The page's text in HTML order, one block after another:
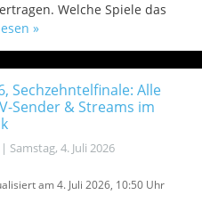
Welche Spiele das
»
Sechzehntelfinale: Alle
Sender & Streams im
| Samstag, 4. Juli 2026
am 4. Juli 2026, 10:50 Uhr